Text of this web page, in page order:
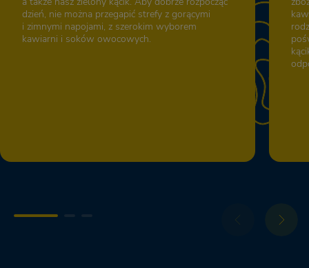
dzień, nie można przegapić strefy z gorącymi
i zimnymi napojami, z szerokim wyborem
kawiarni i soków owocowych.